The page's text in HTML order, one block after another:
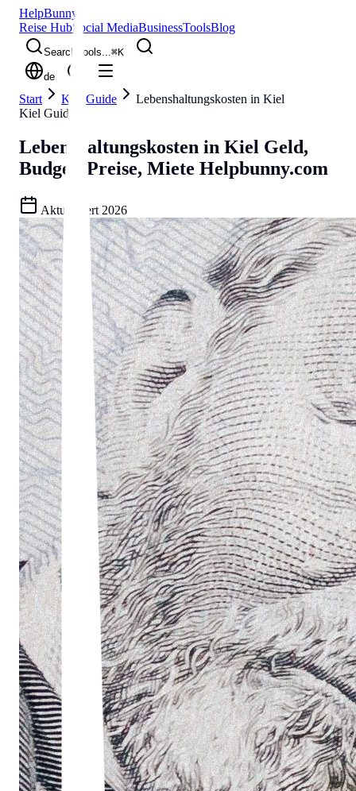
HelpBunny
Reise HubSocial MediaBusinessToolsBlog
Search tools...⌘K
de
Start Kiel Guide
Lebenshaltungskosten in Kiel
Kiel Guide
Lebenshaltungskosten in Kiel Geld,
Budget, Preise, Miete Helpbunny.com
Aktualisiert 2026